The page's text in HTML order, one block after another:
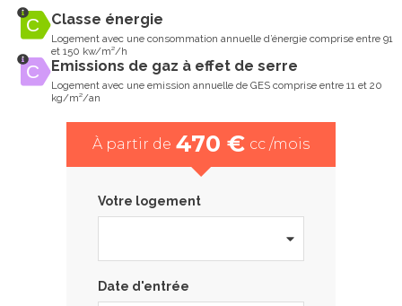
Classe énergie
Logement avec une consommation annuelle d’énergie comprise entre 91
et 150 kw/m²/h
Emissions de gaz à effet de serre
Logement avec une emission annuelle de GES comprise entre 11 et 20
kg/m²/an
À partir de 470 € cc /mois
Votre logement
Date d'entrée